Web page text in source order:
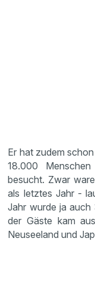
Er hat zudem
18.000
besucht. Zwar
als letztes Jahr -
Jahr wurde ja auch
der Gäste kam
Neuseeland und